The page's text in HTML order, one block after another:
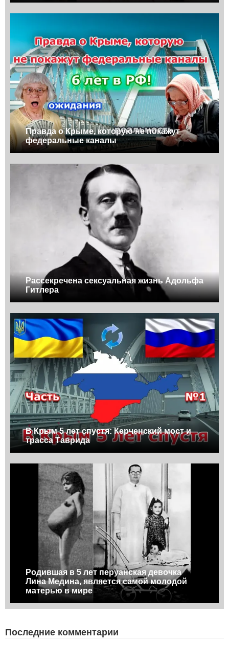
Правда о Крыме, которую не покажут
федеральные каналы
Рассекречена сексуальная жизнь Адольфа
Гитлера
В Крым 5 лет спустя: Керченский мост и
трасса Таврида
Родившая в 5 лет перуанская девочка
Лина Медина, является самой молодой
матерью в мире
Последние комментарии